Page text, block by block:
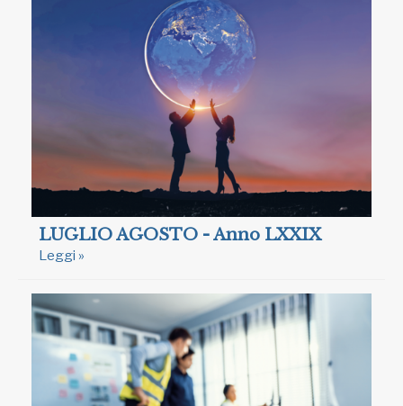
LUGLIO AGOSTO - Anno LXXIX
Leggi »